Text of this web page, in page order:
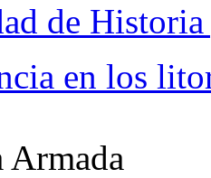
de
en los
Armada